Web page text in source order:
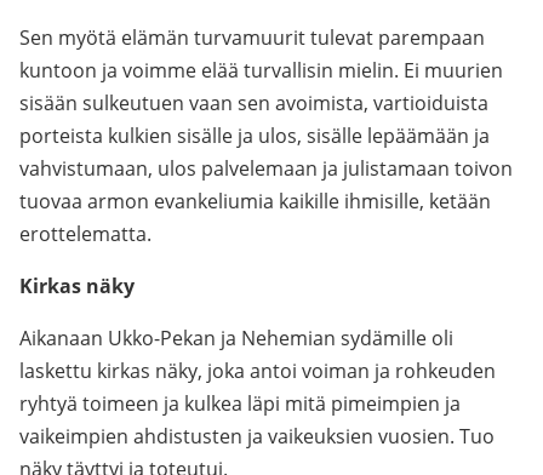
Sen myötä elämän turvamuurit tulevat parempaan
kuntoon ja voimme elää turvallisin mielin. Ei muurien
sisään sulkeutuen vaan sen avoimista, vartioiduista
porteista kulkien sisälle ja ulos, sisälle lepäämään ja
vahvistumaan, ulos palvelemaan ja julistamaan toivon
tuovaa armon evankeliumia kaikille ihmisille, ketään
erottelematta.
Kirkas näky
Aikanaan Ukko-Pekan ja Nehemian sydämille oli
laskettu kirkas näky, joka antoi voiman ja rohkeuden
ryhtyä toimeen ja kulkea läpi mitä pimeimpien ja
vaikeimpien ahdistusten ja vaikeuksien vuosien. Tuo
näky täyttyi ja toteutui.